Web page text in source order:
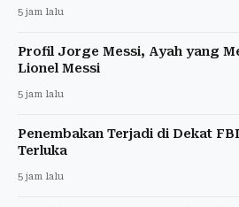
5 jam lalu
Profil Jorge Messi, Ayah yang
Lionel Messi
5 jam lalu
Penembakan Terjadi di Dekat
Terluka
5 jam lalu